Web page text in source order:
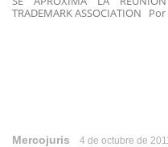
TRADEMARK ASSOCIATION
Mercojuris 4 de octubre de